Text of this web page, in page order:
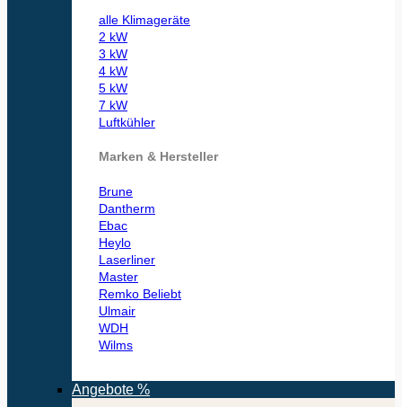
alle Klimageräte
2 kW
3 kW
4 kW
5 kW
7 kW
Luftkühler
Marken & Hersteller
Brune
Dantherm
Ebac
Heylo
Laserliner
Master
Remko
Ulmair
WDH
Wilms
Angebote %